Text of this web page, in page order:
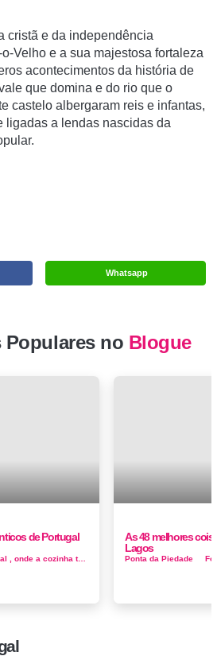
cristã e da independência
Velho e a sua majestosa fortaleza
acontecimentos da história de
que domina e do rio que o
castelo albergaram reis e infantas,
ligadas a lendas nascidas da
Whatsapp
no Blogue
de Portugal
umas férias únicas em Portugal , onde a cozinha tentadora e o cenário deslumbrante compõem apenas a ponta do ice...
As 48 melhores
Lagos